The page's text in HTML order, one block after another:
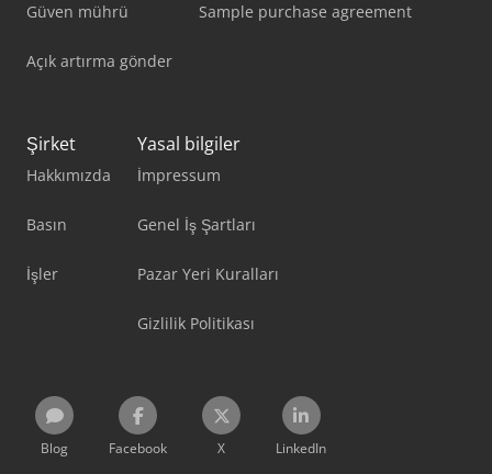
Güven mührü
Açık artırma gönder
Sample purchase agreement
Şirket
Hakkımızda
Basın
İşler
Yasal bilgiler
İmpressum
Genel İş Şartları
Pazar Yeri Kuralları
Gizlilik Politikası
Blog Facebook X LinkedIn